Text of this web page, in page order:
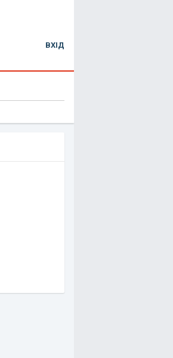
ВХІД